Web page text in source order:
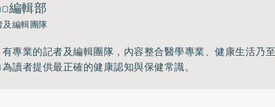
編輯部
及編輯團隊
專業的記者及編輯團隊，內容整合醫學專業、健康生活乃
讀者提供最正確的健康認知與保健常識。